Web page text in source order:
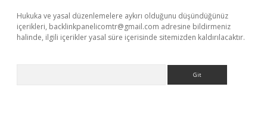
Hukuka ve yasal düzenlemelere aykırı olduğunu düşündüğünüz
içerikleri, backlinkpanelicomtr@gmail.com adresine bildirmeniz
halinde, ilgili içerikler yasal süre içerisinde sitemizden kaldırılacaktır.